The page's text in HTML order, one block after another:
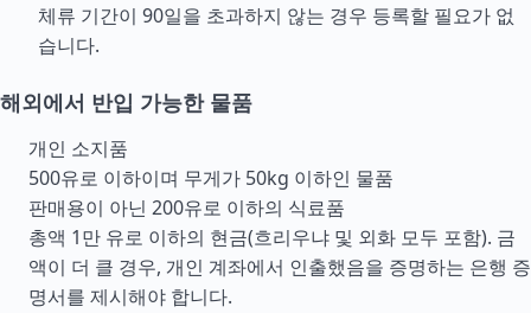
체류 기간이 90일을 초과하지 않는 경우 등록할 필요가 없
습니다.
해외에서 반입 가능한 물품
개인 소지품
500유로 이하이며 무게가 50kg 이하인 물품
판매용이 아닌 200유로 이하의 식료품
총액 1만 유로 이하의 현금(흐리우냐 및 외화 모두 포함). 금
액이 더 클 경우, 개인 계좌에서 인출했음을 증명하는 은행 증
명서를 제시해야 합니다.